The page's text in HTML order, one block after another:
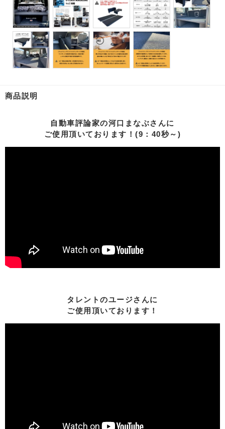
商品説明
自動車評論家の河口まなぶさんに
ご使用頂いております！(9：40秒～)
タレントのユージさんに
ご使用頂いております！